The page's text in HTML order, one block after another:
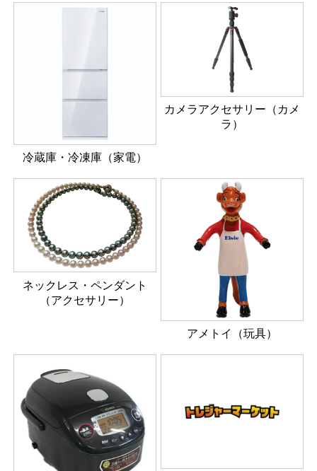
冷蔵庫・冷凍庫（家電）
カメラアクセサリー（カメ
ラ）
ネックレス・ペンダント
（アクセサリー）
アメトイ（玩具）